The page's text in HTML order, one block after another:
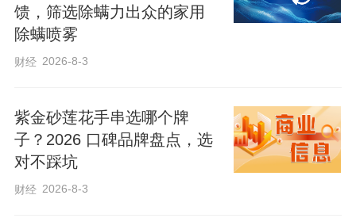
设备实时捕捉运动轨迹。测试结束的瞬
间，他们的跳跃次数、动作标准度、卡路
里消耗值，以及在全校的排名等数据，便
雄安史家胡同小学体育组组长魏子涵介
绍，在体育教学中使用学生运动数据AI统
馈，筛选除螨力出众的家用
除螨喷雾
财经 2026-8-3
紫金砂莲花手串选哪个牌
子？2026 口碑品牌盘点，选
对不踩坑
财经 2026-8-3